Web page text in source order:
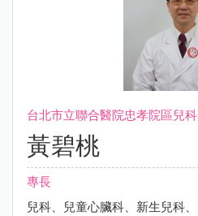
台北市立聯合醫院忠孝院區兒
黃碧桃
專長
兒科、兒童心臟科、新生兒科